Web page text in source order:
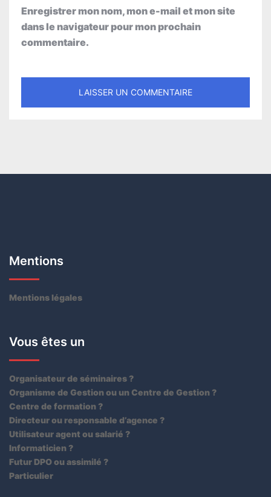
Enregistrer mon nom, mon e-mail et mon site
dans le navigateur pour mon prochain
commentaire.
Mentions
Mentions légales
Vous êtes un
Organisateur de séminaires ?
Organisme de Gestion ou un Centre de Gestion ?
Centre de formation ?
Directeur ou responsable d’agence ?
Utilisateur agent ou salarié ?
Informaticien ?
Futur DPO ou assimilé ?
Particulier